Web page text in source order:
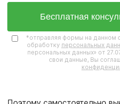
Бесплатная
*отправляя формы на данном
обработку персональных
персональных данных» от
свои данные, Вы